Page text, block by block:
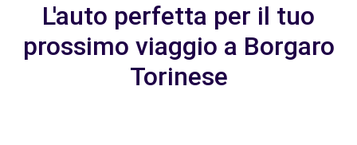
L'auto perfetta per il tuo
prossimo viaggio a Borgaro
Torinese